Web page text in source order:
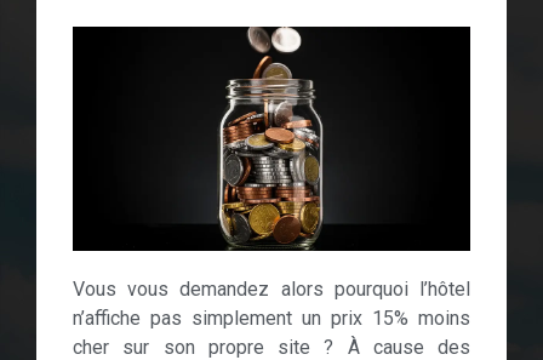
Vous vous demandez alors pourquoi l’hôtel
n’affiche pas simplement un prix 15% moins
cher sur son propre site ? À cause des